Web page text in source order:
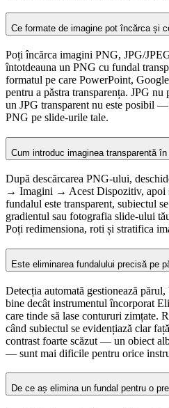
Ce formate de imagine pot încărca și
Poți încărca imagini PNG, JPG/
întotdeauna un PNG cu fundal
formatul pe care PowerPoint,
pentru a păstra transparența. JPG nu
un JPG transparent nu este posibil
PNG pe slide-urile tale.
Cum introduc imaginea transparentă
După descărcarea PNG-ului,
→ Imagini → Acest Dispozitiv, apoi
fundalul este transparent, subiectul
gradientul sau fotografia slide-ului
Poți redimensiona, roti și stratifica
Este eliminarea fundalului precisă pe
Detecția automată gestionează
bine decât instrumentul încorporat
care tinde să lase contururi zimțate.
când subiectul se evidențiază clar
contrast foarte scăzut — un obiect
— sunt mai dificile pentru orice
De ce aș elimina un fundal pentru o